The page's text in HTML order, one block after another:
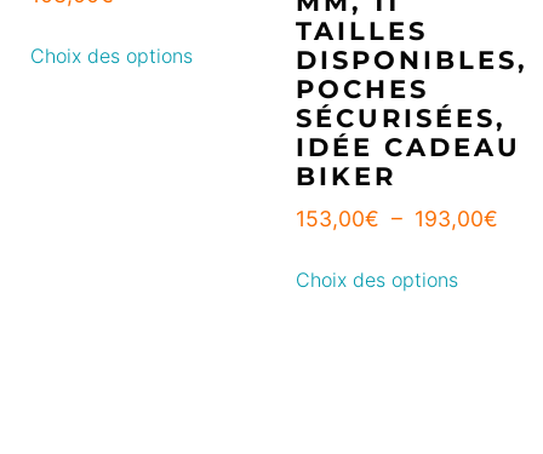
Choix des options
TAILLES
DISPONIBLES,
POCHES
SÉCURISÉES,
IDÉE CADEAU
BIKER
153,00€ – 193,00€
Choix des options